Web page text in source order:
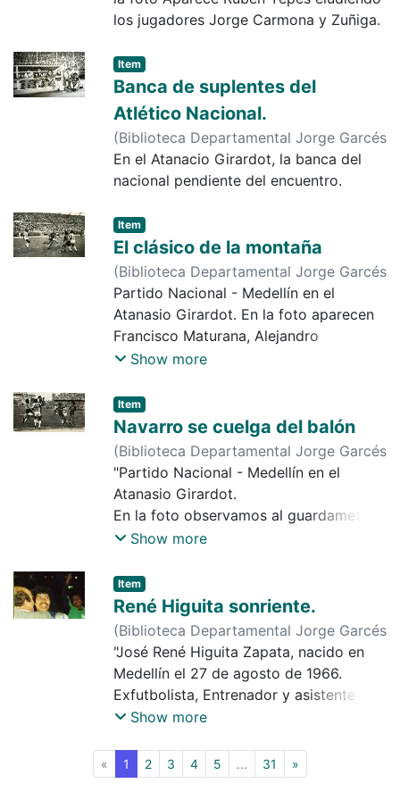
Colón de Argentina, Gimnasia y Esgrima
(LP), la selección de Trinidad y Tobago,
Al Nassr, Once Caldas y Royal Pari de
Bolivia.
El medallero obtenido, cuenta con 2 de
bronce por copa América en 1987 y
1993, 1 de oro por copa América y una
copa centroamericana. Ganador de la
copa Libertadores 1989 con Nacional,
América en 1992, la liga profesional
Saudí con el Al-Hilal Saudi F. C. en el
2002 y la recopa de la AFC en el 2002.
En la foto Francisco Maturana con su
protector de lluvia.
"
los jugadores Jorge Carmona y Zuñiga.
Item
Banca de suplentes del
Atlético Nacional.
(Biblioteca Departamental Jorge Garcés
Borrero,1990-12-17)Diario Occidente
En el Atanacio Girardot, la banca del
nacional pendiente del encuentro.
Item
El clásico de la montaña
(Biblioteca Departamental Jorge Garcés
Borrero ,1979-02-13)Vega Lugo
Partido Nacional - Medellín en el
Atanasio Girardot. En la foto aparecen
Francisco Maturana, Alejandro
Semenewicz, Jorge Ortiz por el
Lóndero y Hernando Fernández.
Show more
Item
Navarro se cuelga del balón
(Biblioteca Departamental Jorge Garcés
Borrero, 1979-02-13)Diario Occidente
"Partido Nacional - Medellín en el
Atanasio Girardot.
En la foto observamos al guardameta
Raúl Navarro ganando un balón aéreo
montaña (Medellín). Resultado final 1 - 0
a favor del Atlético Nacional."
Show more
Item
René Higuita sonriente.
(Biblioteca Departamental Jorge Garcés
Borrero,1989)Diario Occidente
"José René Higuita Zapata, nacido en
Medellín el 27 de agosto de 1966.
Exfutbolista, Entrenador y asistente
técnico y preparador de arqueros
en 1981, hizo parte de la selección de
Antioquia sub 16, y selección nacional
Show more
« 1 (current)
2 3 4 5 ... 31 »